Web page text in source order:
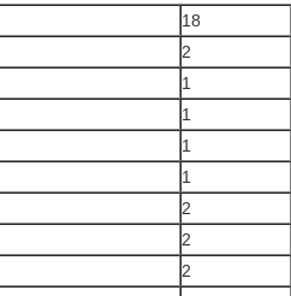
18
2
1
1
1
1
2
2
2